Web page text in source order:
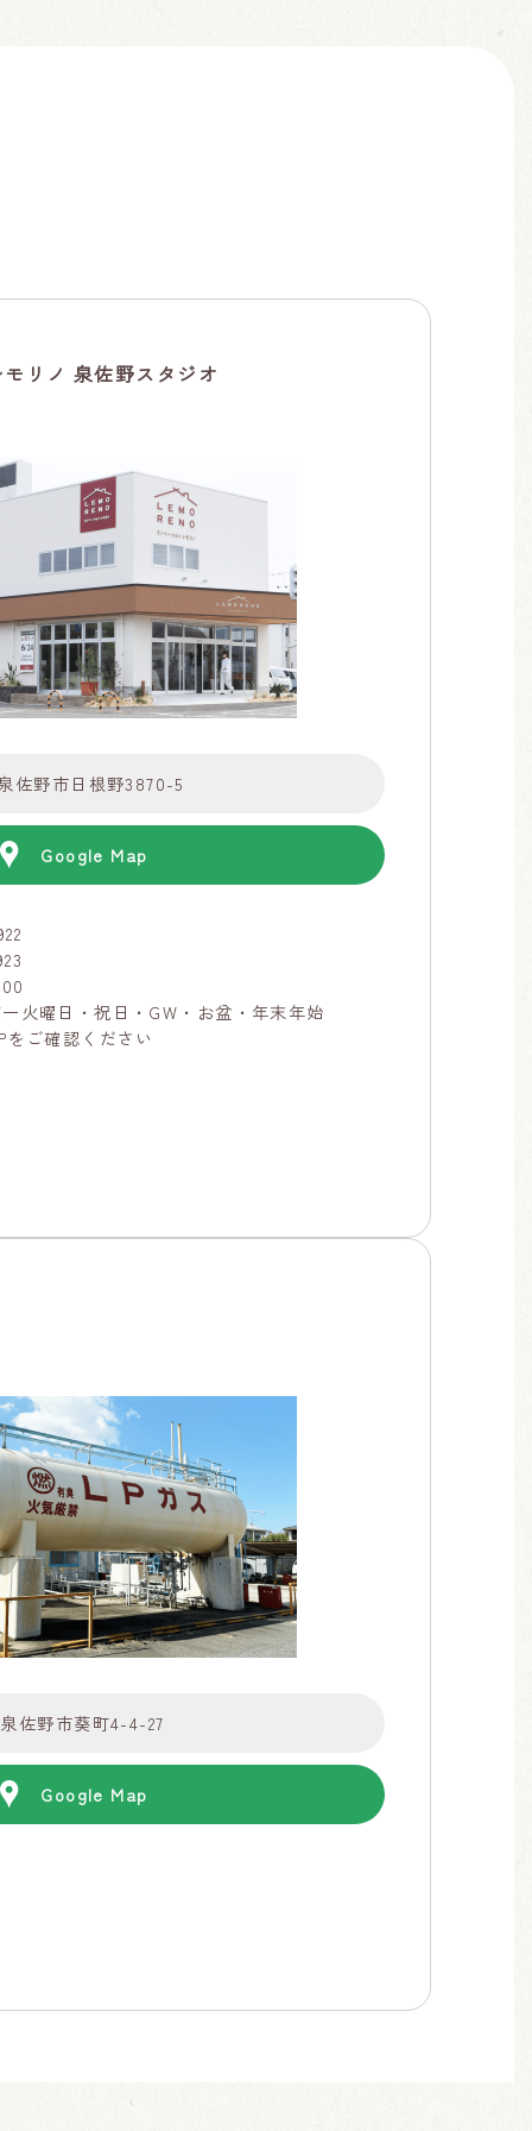
リノ 泉佐野スタジオ
佐野市日根野3870-5
Google Map
火曜日・祝日・GW・お盆・年末年始
をご確認ください
佐野市葵町4-4-27
Google Map